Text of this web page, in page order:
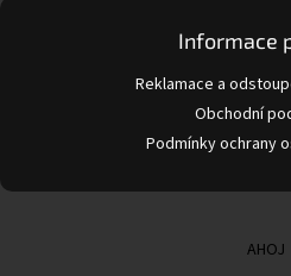
Informace
Reklamace a
Obchodní
Podmínky ochrany
AHOJ